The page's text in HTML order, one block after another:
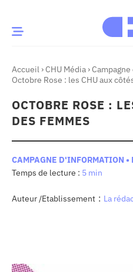
MOMENT
Innovation
& patrimoine Patient
nous
Accueil › CHU Média ›
Octobre Rose : les CHU aux
OCTOBRE ROSE :
DES FEMMES
CAMPAGNE D'INFORMATION •
5 min
Auteur /Etablissement : La